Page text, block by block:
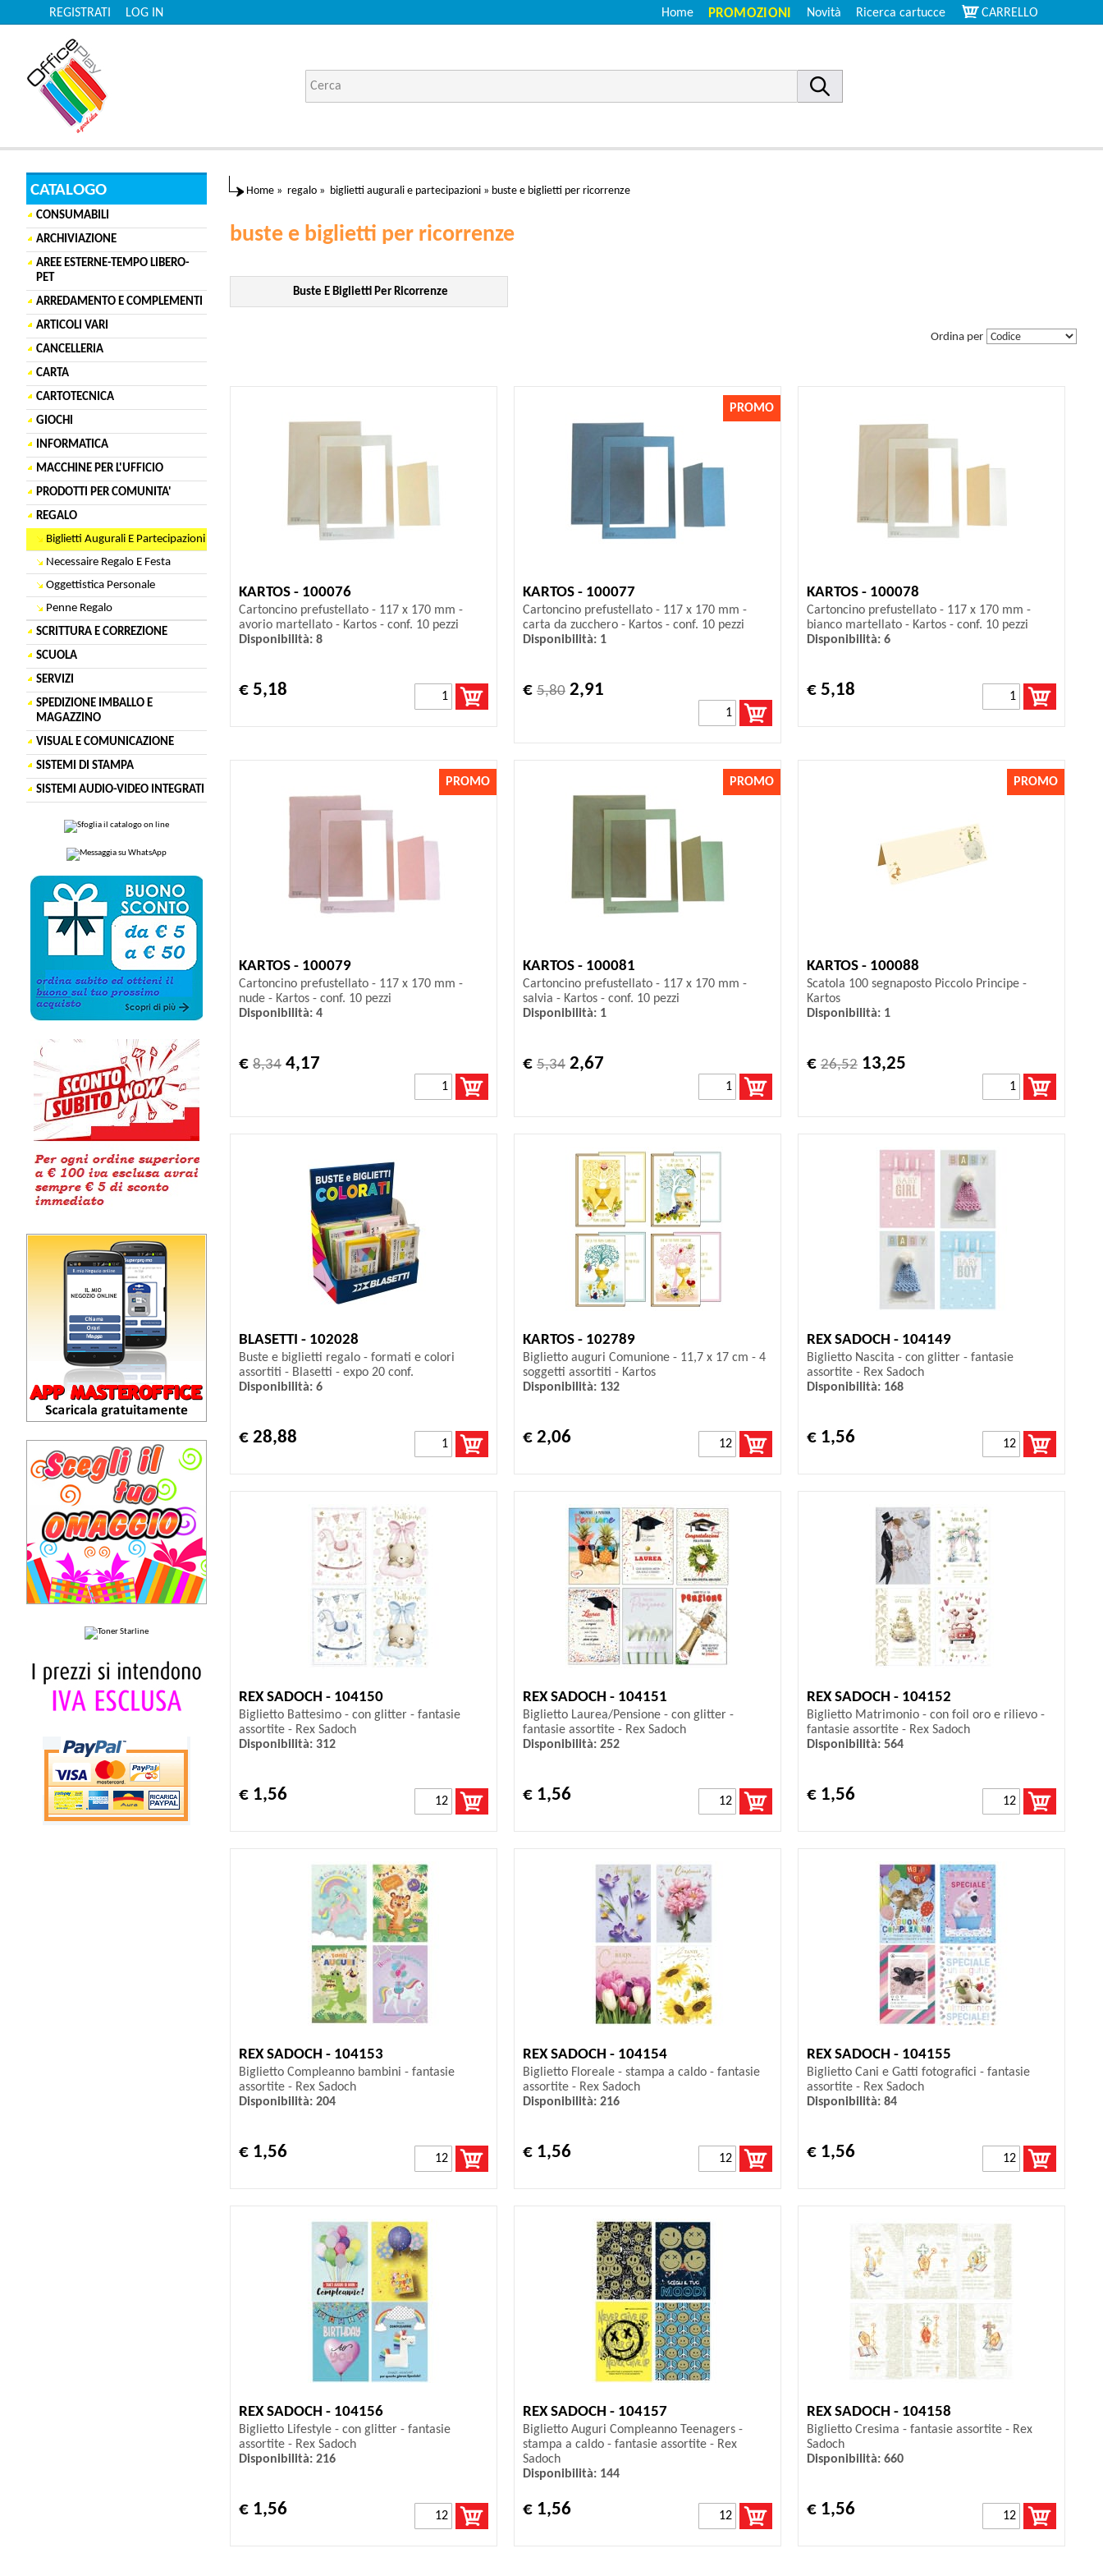
LOG IN
REGISTRATI CARRELLO
Ricerca cartucce
Novità
PROMOZIONI
Home
CATALOGO
CONSUMABILI
ARCHIVIAZIONE
AREE ESTERNE-TEMPO LIBERO-
PET
ARREDAMENTO E COMPLEMENTI
ARTICOLI VARI
CANCELLERIA
CARTA
CARTOTECNICA
GIOCHI
INFORMATICA
MACCHINE PER L'UFFICIO
PRODOTTI PER COMUNITA'
REGALO
Biglietti Augurali E Partecipazioni
Necessaire Regalo E Festa
Oggettistica Personale
Penne Regalo
SCRITTURA E CORREZIONE
SCUOLA
SERVIZI
SPEDIZIONE IMBALLO E
MAGAZZINO
VISUAL E COMUNICAZIONE
SISTEMI DI STAMPA
SISTEMI AUDIO-VIDEO INTEGRATI
Home » regalo » biglietti augurali e partecipazioni » buste e biglietti per ricorrenze
buste e biglietti per ricorrenze
Buste E Biglietti Per Ricorrenze
Ordina per
KARTOS - 100076
Cartoncino prefustellato - 117 x 170 mm -
avorio martellato - Kartos - conf. 10 pezzi
Disponibilità: 8
€ 5,18
KARTOS - 100077
Cartoncino prefustellato - 117 x 170 mm -
carta da zucchero - Kartos - conf. 10 pezzi
Disponibilità: 1
€ 5,802,91
PROMO
KARTOS - 100078
Cartoncino prefustellato - 117 x 170 mm -
bianco martellato - Kartos - conf. 10 pezzi
Disponibilità: 6
€ 5,18
KARTOS - 100079
Cartoncino prefustellato - 117 x 170 mm -
nude - Kartos - conf. 10 pezzi
Disponibilità: 4
€ 8,34 4,17
PROMO
KARTOS - 100081
Cartoncino prefustellato - 117 x 170 mm -
salvia - Kartos - conf. 10 pezzi
Disponibilità: 1
€ 5,342,67
PROMO
KARTOS - 100088
Scatola 100 segnaposto Piccolo Principe -
Kartos
Disponibilità: 1
€ 26,5213,25
PROMO
BLASETTI - 102028
Buste e biglietti regalo - formati e colori
assortiti - Blasetti - expo 20 conf.
Disponibilità: 6
€ 28,88
KARTOS - 102789
Biglietto auguri Comunione - 11,7 x 17 cm - 4
soggetti assortiti - Kartos
Disponibilità: 132
€ 2,06
REX SADOCH - 104149
Biglietto Nascita - con glitter - fantasie
assortite - Rex Sadoch
Disponibilità: 168
€ 1,56
REX SADOCH - 104150
Biglietto Battesimo - con glitter - fantasie
assortite - Rex Sadoch
Disponibilità: 312
€ 1,56
REX SADOCH - 104151
Biglietto Laurea/Pensione - con glitter -
fantasie assortite - Rex Sadoch
Disponibilità: 252
€ 1,56
REX SADOCH - 104152
Biglietto Matrimonio - con foil oro e rilievo -
fantasie assortite - Rex Sadoch
Disponibilità: 564
€ 1,56
REX SADOCH - 104153
Biglietto Compleanno bambini - fantasie
assortite - Rex Sadoch
Disponibilità: 204
€ 1,56
REX SADOCH - 104154
Biglietto Floreale - stampa a caldo - fantasie
assortite - Rex Sadoch
Disponibilità: 216
€ 1,56
REX SADOCH - 104155
Biglietto Cani e Gatti fotografici - fantasie
assortite - Rex Sadoch
Disponibilità: 84
€ 1,56
REX SADOCH - 104156
Biglietto Lifestyle - con glitter - fantasie
assortite - Rex Sadoch
Disponibilità: 216
€ 1,56
REX SADOCH - 104157
Biglietto Auguri Compleanno Teenagers -
stampa a caldo - fantasie assortite - Rex
Sadoch
Disponibilità: 144
€ 1,56
REX SADOCH - 104158
Biglietto Cresima - fantasie assortite - Rex
Sadoch
Disponibilità: 660
€ 1,56